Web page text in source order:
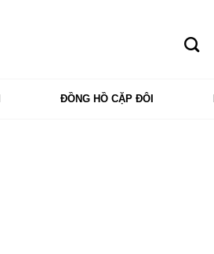
ĐỒNG HỒ CẶP ĐÔI